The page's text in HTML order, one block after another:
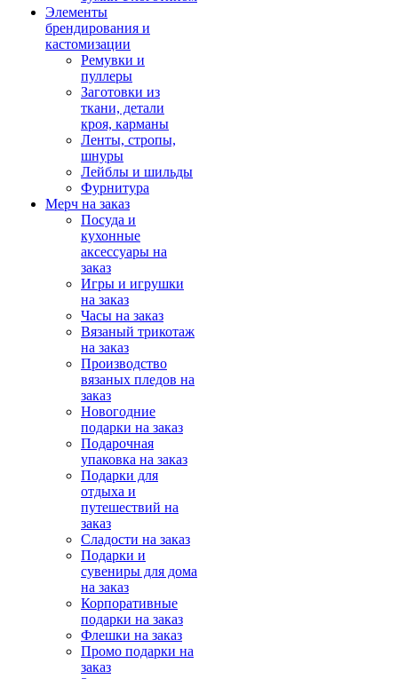
Элементы
брендирования и
кастомизации
Ремувки и
пуллеры
Заготовки из
ткани, детали
кроя, карманы
Ленты, стропы,
шнуры
Лейблы и шильды
Фурнитура
Мерч на заказ
Посуда и
кухонные
аксессуары на
заказ
Игры и игрушки
на заказ
Часы на заказ
Вязаный трикотаж
на заказ
Производство
вязаных пледов на
заказ
Новогодние
подарки на заказ
Подарочная
упаковка на заказ
Подарки для
отдыха и
путешествий на
заказ
Сладости на заказ
Подарки и
сувениры для дома
на заказ
Корпоративные
подарки на заказ
Флешки на заказ
Промо подарки на
заказ